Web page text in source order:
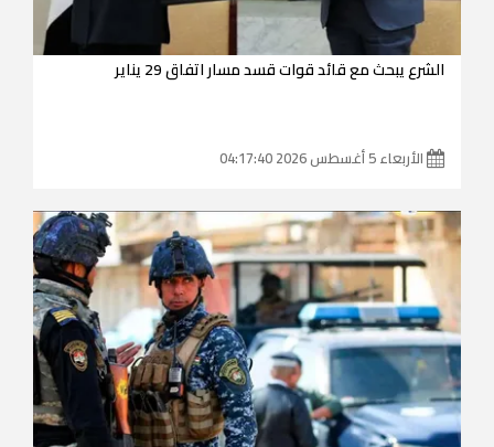
الشرع يبحث مع قائد قوات قسد مسار اتفاق 29 يناير
الأربعاء 5 أغسطس 2026 04:17:40